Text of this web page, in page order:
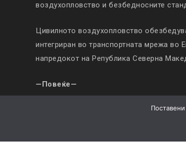
воздухопловство и безбедносните
Цивилното воздухопловство
интегриран во транспортната мрежа во
напредокот на Република Северна
—Повеќе—
© Copyright 2019. All Rights Reserved |